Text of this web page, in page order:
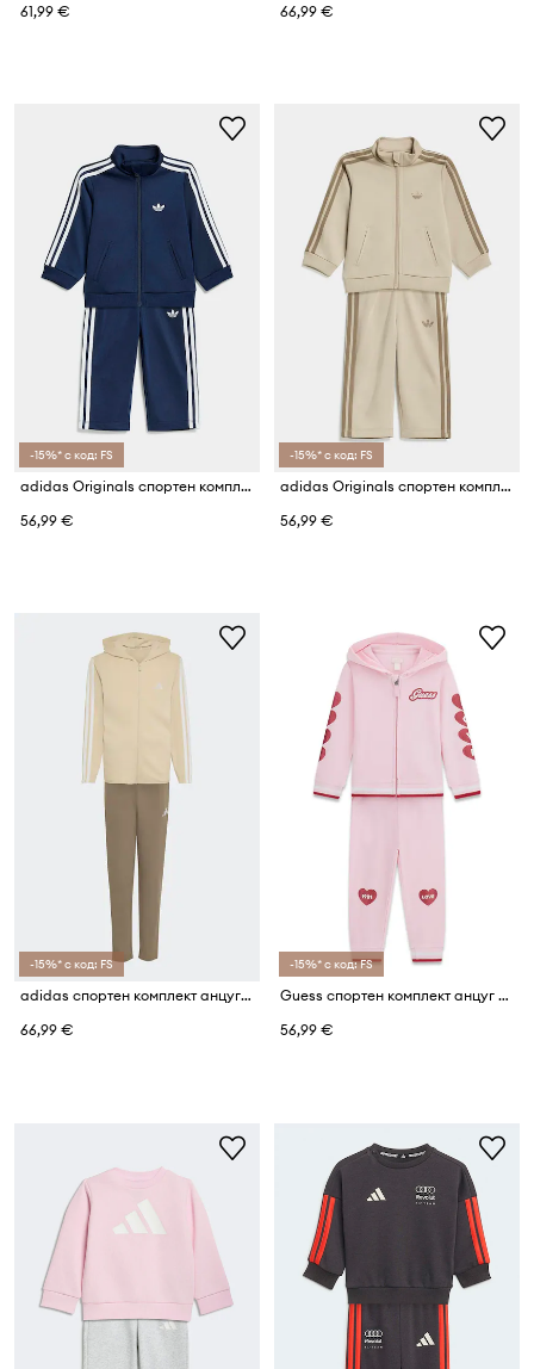
61,99 €
66,99 €
-15%* с код: FS
adidas Originals спортен комплект анцуг за деца
56,99 €
-15%* с код: FS
adidas Originals спортен комплект анцуг за деца
56,99 €
-15%* с код: FS
adidas спортен комплект анцуг за деца с памук
66,99 €
-15%* с код: FS
Guess спортен комплект анцуг за деца от памук
56,99 €